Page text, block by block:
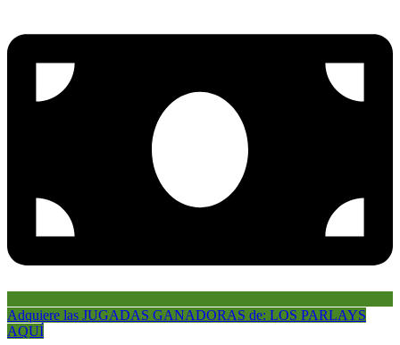
Adquiere las JUGADAS GANADORAS de: LOS PARLAYS
AQUÍ